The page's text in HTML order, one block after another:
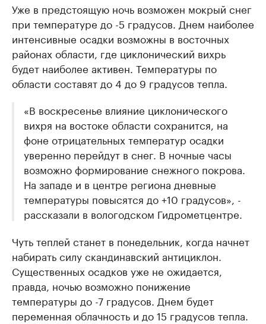
Уже в предстоящую ночь возможен мокрый снег
при температуре до -5 градусов. Днем наиболее
интенсивные осадки возможны в восточных
районах области, где циклонический вихрь
будет наиболее активен. Температуры по
области составят до 4 до 9 градусов тепла.
«В воскресенье влияние циклонического
вихря на востоке области сохранится, на
фоне отрицательных температур осадки
уверенно перейдут в снег. В ночные часы
возможно формирование снежного покрова.
На западе и в центре региона дневные
температуры повысятся до +10 градусов», -
рассказали в вологодском Гидрометцентре.
Чуть теплей станет в понедельник, когда начнет
набирать силу скандинавский антициклон.
Существенных осадков уже не ожидается,
правда, ночью возможно понижение
температуры до -7 градусов. Днем будет
переменная облачность и до 15 градусов тепла.